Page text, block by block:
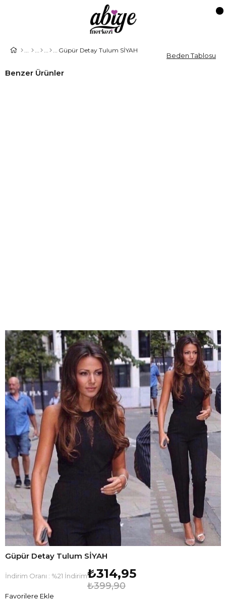
Güpür Detay Tulum SİYAH
Benzer Ürünler
Güpür Detay Tulum SİYAH
İndirim Oranı : %21 İndirim
₺399,90
₺314,95
Favorilere Ekle
Beden Tablosu